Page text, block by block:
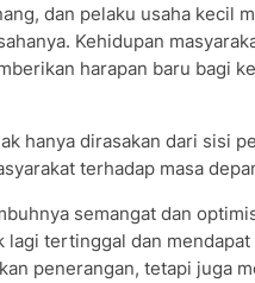
dan pelaku usaha kecil
Kehidupan
harapan baru bagi
hanya dirasakan dari sisi
terhadap masa
semangat dan
lagi tertinggal dan
penerangan, tetapi juga